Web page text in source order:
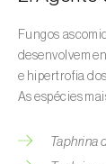
Fungos
desenvolvem
e hipertrofia
As espécies
Taphrina